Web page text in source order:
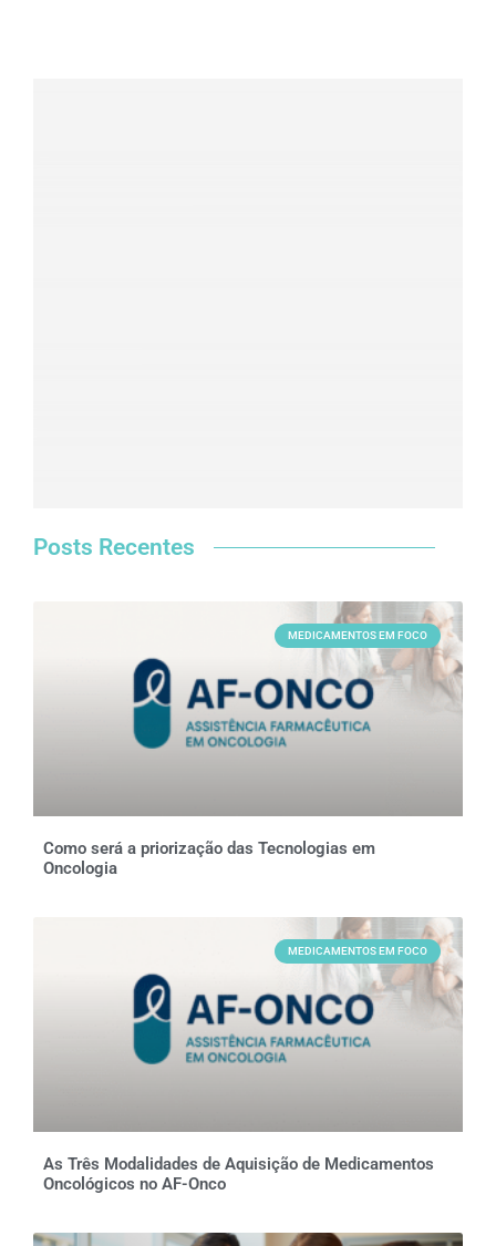
Posts Recentes
MEDICAMENTOS EM FOCO
Como será a priorização das Tecnologias em
Oncologia
MEDICAMENTOS EM FOCO
As Três Modalidades de Aquisição de Medicamentos
Oncológicos no AF-Onco